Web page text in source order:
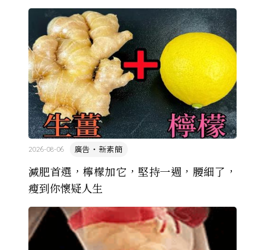
減肥首選，檸檬加它，堅持一週，腰細了，
瘦到你懷疑人生
廣告・新素簡
2026-08-06